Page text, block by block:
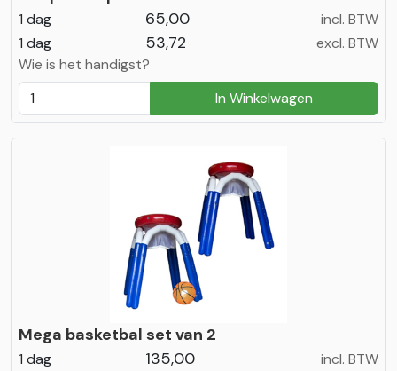
1 dag 65,00
incl. BTW
1 dag
53,72
excl. BTW
Wie is het handigst?
In Winkelwagen
Mega basketbal set van 2
1 dag 135,00
incl. BTW